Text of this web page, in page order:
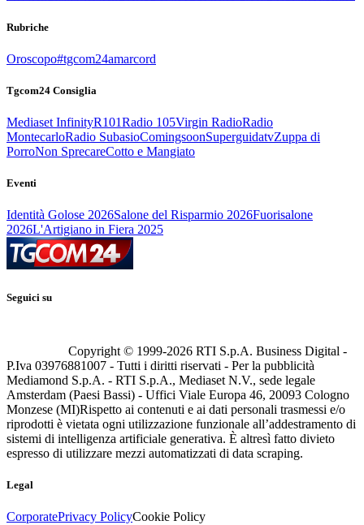
Rubriche
Oroscopo#tgcom24amarcord
Tgcom24 Consiglia
Mediaset InfinityR101Radio 105Virgin RadioRadio
MontecarloRadio SubasioComingsoonSuperguidatvZuppa di
PorroNon SprecareCotto e Mangiato
Eventi
Identità Golose 2026Salone del Risparmio 2026Fuorisalone
2026L'Artigiano in Fiera 2025
Seguici su
Copyright © 1999-2026 RTI S.p.A. Business Digital -
P.Iva 03976881007 - Tutti i diritti riservati - Per la pubblicità
Mediamond S.p.A. - RTI S.p.A., Mediaset N.V., sede legale
Amsterdam (Paesi Bassi) - Uffici Viale Europa 46, 20093 Cologno
Monzese (MI)Rispetto ai contenuti e ai dati personali trasmessi e/o
riprodotti è vietata ogni utilizzazione funzionale all’addestramento di
sistemi di intelligenza artificiale generativa. È altresì fatto divieto
espresso di utilizzare mezzi automatizzati di data scraping.
Legal
CorporatePrivacy PolicyCookie Policy